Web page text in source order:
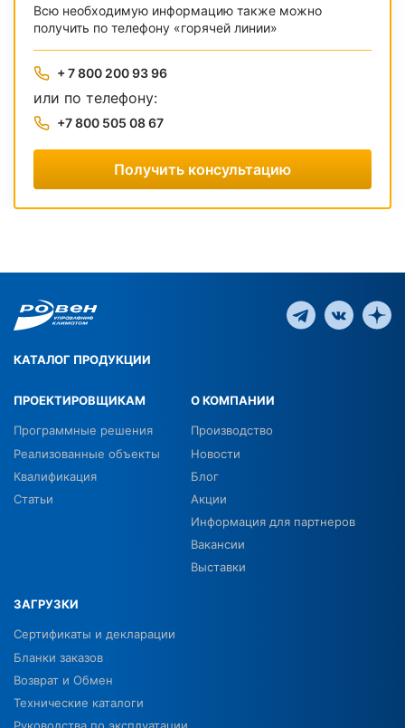
Всю необходимую информацию также можно
получить по телефону «горячей линии»
+ 7 800 200 93 96
или по телефону:
+7 800 505 08 67
Получить консультацию
КАТАЛОГ ПРОДУКЦИИ
ПРОЕКТИРОВЩИКАМ
Программные решения
Реализованные объекты
Квалификация
Статьи
О КОМПАНИИ
Производство
Новости
Блог
Акции
Информация для партнеров
Вакансии
Выставки
ЗАГРУЗКИ
Сертификаты и декларации
Бланки заказов
Возврат и Обмен
Технические каталоги